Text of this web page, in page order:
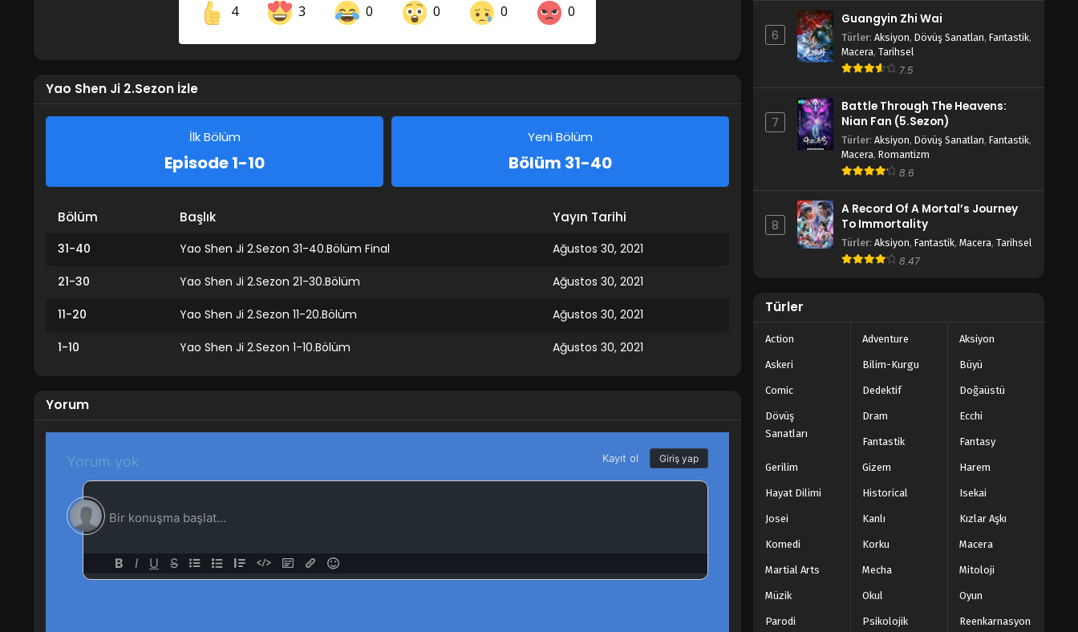
4 3 0 0 0 0
Yao Shen Ji 2.Sezon İzle
İlk Bölüm
Episode 1-10
Yeni Bölüm
Bölüm 31-40
Bölüm Başlık Yayın Tarihi
31-40 Yao Shen Ji 2.Sezon 31-40.Bölüm Final Ağustos 30, 2021
21-30 Yao Shen Ji 2.Sezon 21-30.Bölüm Ağustos 30, 2021
11-20 Yao Shen Ji 2.Sezon 11-20.Bölüm Ağustos 30, 2021
1-10 Yao Shen Ji 2.Sezon 1-10.Bölüm Ağustos 30, 2021
Yorum
6
Guangyin Zhi Wai
Türler: Aksiyon, Dövüş Sanatları, Fantastik,
Macera, Tarihsel
7.5
7
Battle Through The Heavens:
Nian Fan (5.Sezon)
Türler: Aksiyon, Dövüş Sanatları, Fantastik,
Macera, Romantizm
8.6
8
A Record Of A Mortal’s Journey
To Immortality
Türler: Aksiyon, Fantastik, Macera, Tarihsel
8.47
Türler
Action Adventure Aksiyon
Askeri Bilim-Kurgu Büyü
Comic Dedektif Doğaüstü
Dövüş
Sanatları
Dram Ecchi
Fantastik Fantasy
Gerilim Gizem Harem
Hayat Dilimi Historical Isekai
Josei Kanlı Kızlar Aşkı
Komedi Korku Macera
Martial Arts Mecha Mitoloji
Müzik Okul Oyun
Parodi Psikolojik Reenkarnasyon